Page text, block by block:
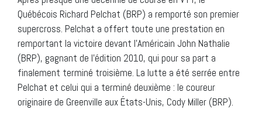
Québécois Richard Pelchat (BRP) a remporté son premier
supercross. Pelchat a offert toute une prestation en
remportant la victoire devant l’Américain John Nathalie
(BRP), gagnant de l’édition 2010, qui pour sa part a
finalement terminé troisième. La lutte a été serrée entre
Pelchat et celui qui a terminé deuxième : le coureur
originaire de Greenville aux États-Unis, Cody Miller (BRP).